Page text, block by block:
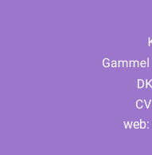
web: